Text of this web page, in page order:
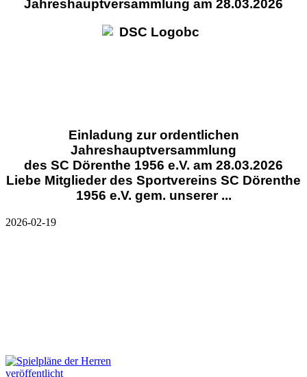
Jahreshauptversammlung am 28.03.2026
Einladung zur ordentlichen
Jahreshauptversammlung
des SC Dörenthe 1956 e.V. am 28.03.2026
Liebe Mitglieder des Sportvereins SC Dörenthe
1956 e.V. gem. unserer ...
2026-02-19